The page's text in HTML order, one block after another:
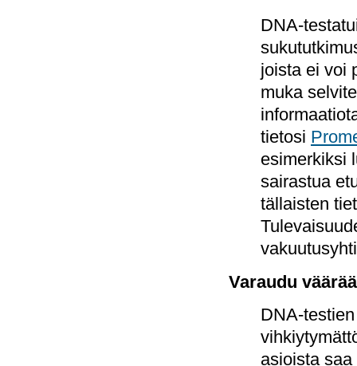
DNA-
joista ei voi
muka
tietosi
esimerkiksi
sairastua
tällaisten
Varaudu
DNA-
asioista